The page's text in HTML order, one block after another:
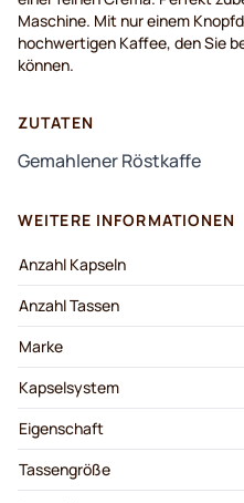
Maschine. Mit nureinem
hochwertigen Kaffee, den Sie
können.
ZUTATEN
Gemahlener Röstkaffe
WEITERE INFORMATIONEN
Anzahl Kapseln
Anzahl Tassen
Marke
Kapselsystem
Eigenschaft
Tassengröße